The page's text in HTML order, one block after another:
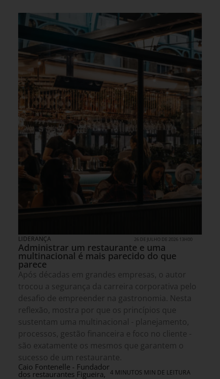
LIDERANÇA 26 DE JULHO DE 2026 13H00
Administrar um restaurante e uma
multinacional é mais parecido do que
parece
Após décadas em grandes empresas, o autor
trocou a segurança da carreira corporativa pelo
desafio de empreender na gastronomia. Nesta
reflexão, mostra por que os princípios que
sustentam uma multinacional - planejamento,
processos, gestão financeira e foco no cliente -
são exatamente os mesmos que garantem o
sucesso de um restaurante.
Caio Fontenelle - Fundador
dos restaurantes Figueira, 4 MINUTOS MIN DE LEITURA